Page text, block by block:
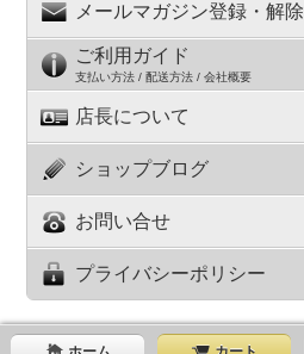
メールマガジン登録・解除
ご利用ガイド
支払い方法 / 配送方法 / 会社概要
店長について
ショップブログ
お問い合せ
プライバシーポリシー